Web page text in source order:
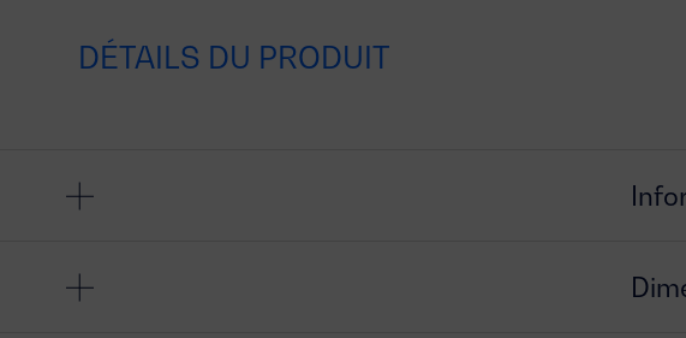
DÉTAILS DU PRODUIT